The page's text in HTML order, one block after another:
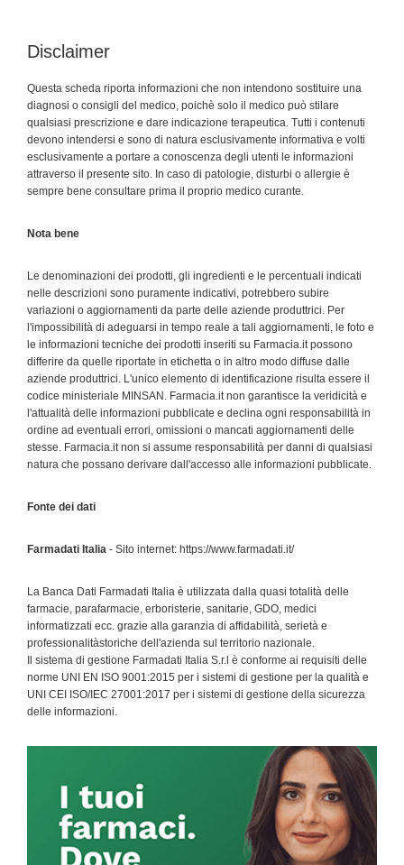
Disclaimer
Questa scheda riporta informazioni che non intendono sostituire una
diagnosi o consigli del medico, poichè solo il medico può stilare
qualsiasi prescrizione e dare indicazione terapeutica. Tutti i contenuti
devono intendersi e sono di natura esclusivamente informativa e volti
esclusivamente a portare a conoscenza degli utenti le informazioni
attraverso il presente sito. In caso di patologie, disturbi o allergie è
sempre bene consultare prima il proprio medico curante.
Nota bene
Le denominazioni dei prodotti, gli ingredienti e le percentuali indicati
nelle descrizioni sono puramente indicativi, potrebbero subire
variazioni o aggiornamenti da parte delle aziende produttrici. Per
l'impossibilità di adeguarsi in tempo reale a tali aggiornamenti, le foto e
le informazioni tecniche dei prodotti inseriti su Farmacia.it possono
differire da quelle riportate in etichetta o in altro modo diffuse dalle
aziende produttrici. L'unico elemento di identificazione risulta essere il
codice ministeriale MINSAN. Farmacia.it non garantisce la veridicità e
l'attualità delle informazioni pubblicate e declina ogni responsabilità in
ordine ad eventuali errori, omissioni o mancati aggiornamenti delle
stesse. Farmacia.it non si assume responsabilità per danni di qualsiasi
natura che possano derivare dall'accesso alle informazioni pubblicate.
Fonte dei dati
Farmadati Italia - Sito internet: https://www.farmadati.it/
La Banca Dati Farmadati Italia è utilizzata dalla quasi totalità delle
farmacie, parafarmacie, erboristerie, sanitarie, GDO, medici
informatizzati ecc. grazie alla garanzia di affidabilità, serietà e
professionalitàstoriche dell'azienda sul territorio nazionale.
Il sistema di gestione Farmadati Italia S.r.l è conforme ai requisiti delle
norme UNI EN ISO 9001:2015 per i sistemi di gestione per la qualità e
UNI CEI ISO/IEC 27001:2017 per i sistemi di gestione della sicurezza
delle informazioni.
Sidebar